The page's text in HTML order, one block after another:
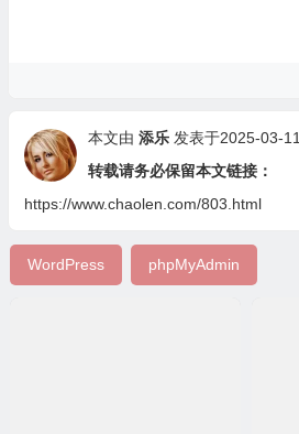
本文由 添乐 发表于2025-03-11
转载请务必保留本文链接：
https://www.chaolen.com/803.html
WordPress phpMyAdmin